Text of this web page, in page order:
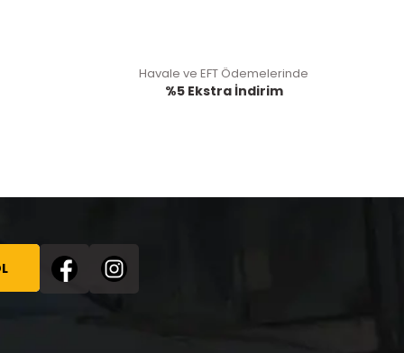
Havale ve EFT Ödemelerinde
%5 Ekstra İndirim